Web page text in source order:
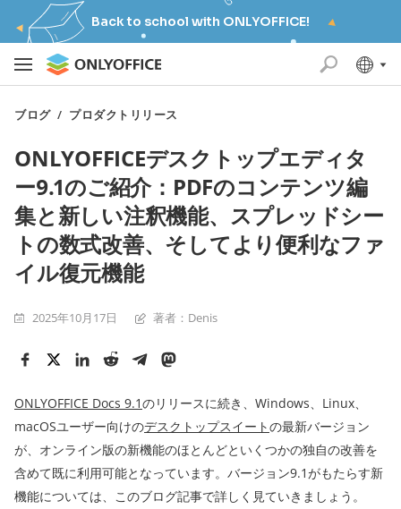
Back to school with ONLYOFFICE!
ブログ/ プロダクトリリース
ONLYOFFICEデスクトップエディタ
ー9.1のご紹介：PDFのコンテンツ編
集と新しい注釈機能、スプレッドシー
トの数式改善、そしてより便利なファ
イル復元機能
2025年10月17日 著者：Denis
ONLYOFFICE Docs 9.1のリリースに続き、Windows、Linux、
macOSユーザー向けのデスクトップスイートの最新バージョン
が、オンライン版の新機能のほとんどといくつかの独自の改善を
含めて既に利用可能となっています。バージョン9.1がもたらす新
機能については、このブログ記事で詳しく見ていきましょう。